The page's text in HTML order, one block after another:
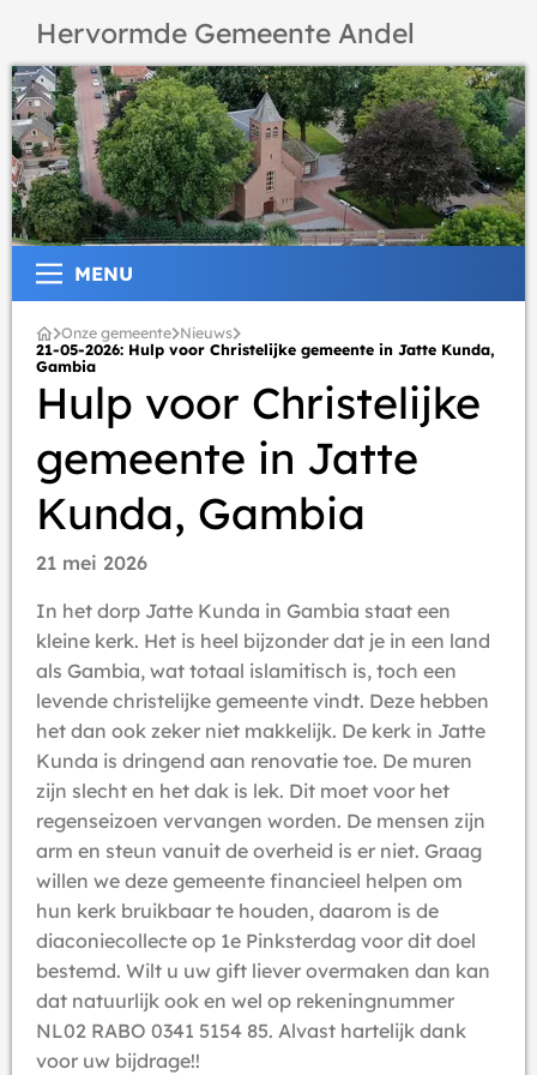
Hervormde Gemeente Andel
MENU
Onze gemeente Nieuws
21-05-2026: Hulp voor Christelijke gemeente in Jatte Kunda,
Gambia
Hulp voor Christelijke
gemeente in Jatte
Kunda, Gambia
21 mei 2026
In het dorp Jatte Kunda in Gambia staat een
kleine kerk. Het is heel bijzonder dat je in een land
als Gambia, wat totaal islamitisch is, toch een
levende christelijke gemeente vindt. Deze hebben
het dan ook zeker niet makkelijk. De kerk in Jatte
Kunda is dringend aan renovatie toe. De muren
zijn slecht en het dak is lek. Dit moet voor het
regenseizoen vervangen worden. De mensen zijn
arm en steun vanuit de overheid is er niet. Graag
willen we deze gemeente financieel helpen om
hun kerk bruikbaar te houden, daarom is de
diaconiecollecte op 1e Pinksterdag voor dit doel
bestemd. Wilt u uw gift liever overmaken dan kan
dat natuurlijk ook en wel op rekeningnummer
NL02 RABO 0341 5154 85. Alvast hartelijk dank
voor uw bijdrage!!